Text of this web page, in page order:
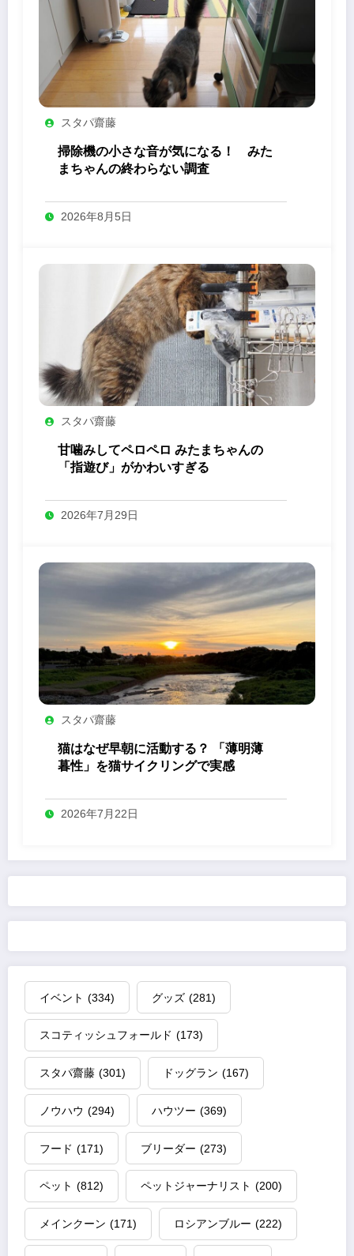
スタパ齋藤
掃除機の小さな音が気になる！ みた
まちゃんの終わらない調査
2026年8月5日
スタパ齋藤
甘噛みしてペロペロ みたまちゃんの
「指遊び」がかわいすぎる
2026年7月29日
スタパ齋藤
猫はなぜ早朝に活動する？ 「薄明薄
暮性」を猫サイクリングで実感
2026年7月22日
イベント (334) グッズ (281)
スコティッシュフォールド (173)
スタパ齋藤 (301) ドッグラン (167)
ノウハウ (294) ハウツー (369)
フード (171) ブリーダー (273)
ペット (812) ペットジャーナリスト (200)
メインクーン (171) ロシアンブルー (222)